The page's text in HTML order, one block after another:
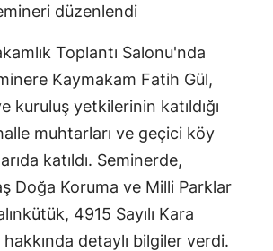
düzenlendi
Toplantı Salonu'nda
Kaymakam Fatih Gül,
kuruluş yetkilerinin katıldığı
muhtarları ve geçici köy
katıldı. Seminerde,
Doğa Koruma ve Milli Parklar
4915 Sayılı Kara
hakkında detaylı bilgiler verdi.